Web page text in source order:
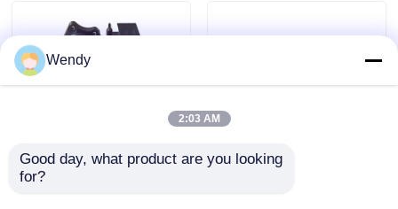
연락주세요
뉴스
4076442 LIUGONG 휠
Wendy
2:03 AM
Good day, what product are you looking
for?